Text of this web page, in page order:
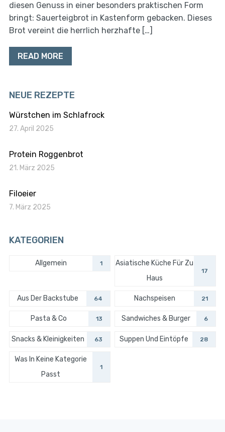
diesen Genuss in einer besonders praktischen Form
bringt: Sauerteigbrot in Kastenform gebacken. Dieses
Brot vereint die herrlich herzhafte […]
READ MORE
NEUE REZEPTE
Würstchen im Schlafrock
27. April 2025
Protein Roggenbrot
21. März 2025
Filoeier
7. März 2025
KATEGORIEN
Allgemein 1
Asiatische Küche Für Zu
Haus
17
Aus Der Backstube 64 Nachspeisen 21
Pasta & Co 13 Sandwiches & Burger 6
Snacks & Kleinigkeiten 63 Suppen Und Eintöpfe 28
Was In Keine Kategorie
Passt
1